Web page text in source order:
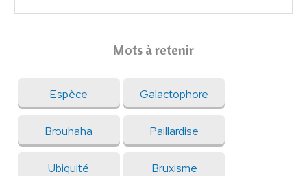
Mots à retenir
Espèce Galactophore
Brouhaha Paillardise
Ubiquité Bruxisme